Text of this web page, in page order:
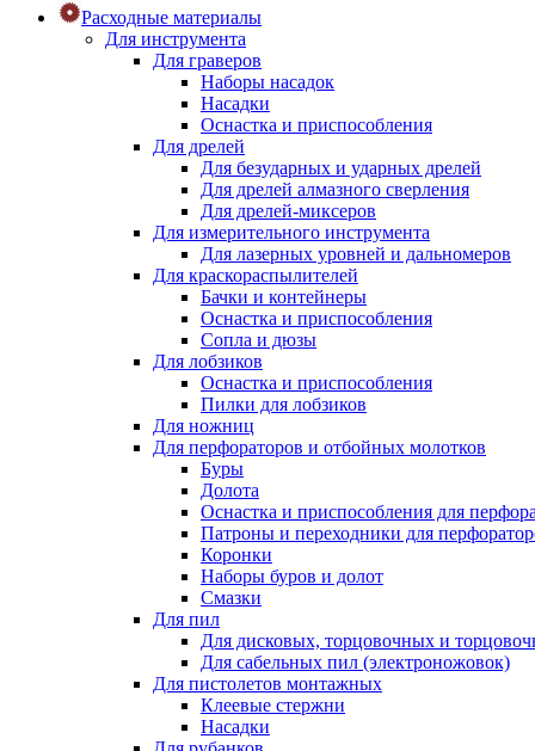
Расходные материалы
Для инструмента
Для граверов
Наборы насадок
Насадки
Оснастка и приспособления
Для дрелей
Для безударных и ударных дрелей
Для дрелей алмазного сверления
Для дрелей-миксеров
Для измерительного инструмента
Для лазерных уровней и дальномеров
Для краскораспылителей
Бачки и контейнеры
Оснастка и приспособления
Сопла и дюзы
Для лобзиков
Оснастка и приспособления
Пилки для лобзиков
Для ножниц
Для перфораторов и отбойных молотков
Буры
Долота
Оснастка и приспособления для
Патроны и переходники для
Коронки
Наборы буров и долот
Смазки
Для пил
Для дисковых, торцовочных и
Для сабельных пил (электроножовок)
Для пистолетов монтажных
Клеевые стержни
Насадки